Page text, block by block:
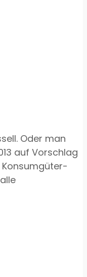
Oder man
auf Vorschlag